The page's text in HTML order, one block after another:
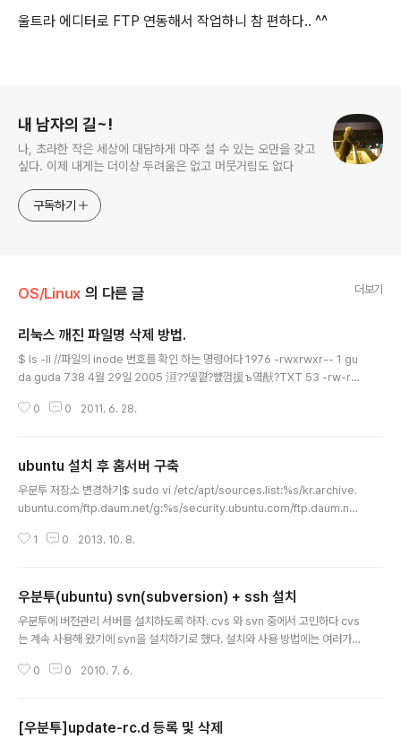
울트라 에디터로 FTP 연동해서 작업하니 참 편하다.. ^^
내 남자의 길~!
나, 초라한 작은 세상에 대담하게 마주 설 수 있는 오만을 갖고
싶다. 이제 내게는 더이상 두려움은 없고 머뭇거림도 없다
구독하기
OS/Linux 의 다른 글 더보기
리눅스 깨진 파일명 삭제 방법.
$ ls -li //파일의 inode 번호를 확인 하는 명령어다 1976 -rwxrwxr-- 1 gu
da guda 738 4월 29일 2005 洹??띻꼍?뺤껌援ъ옄猷?TXT 53 -rw-rw
s //삭제하고자 하는 파일이 맞는지 확인해본다 1976 1 -rwxrwxr-- 1 guda
-- 1 guda guda 738 Apr 29 2005 洹??띻꼍?뺤껌援ъ옄猷?TXT $ ls
//정상적으로 삭제 되었..
0 0 2011. 6. 28.
ubuntu 설치 후 홈서버 구축
우분투 저장소 변경하기$ sudo vi /etc/apt/sources.list:%s/kr.archive.
ubuntu.com/ftp.daum.net/g:%s/security.ubuntu.com/ftp.daum.ne
기1. 공유기 설정(WOL 설정 가능기종)2. ubuntu 서버 설정하기ethtool이 설
htoolwol 스크립트 생성 경로로 이동$ cd /etc/init.d/vi 편집기를 이용해 파
일 생성$ sudo vi wakeonlan..
1 0 2013. 10. 8.
우분투(ubuntu) svn(subversion) + ssh 설치
우분투에 버전관리 서버를 설치하도록 하자. cvs 와 svn 중에서 고민하다 cvs
는 계속 사용해 왔기에 svn을 설치하기로 했다. 설치와 사용 방법에는 여러가지
pt-get install subversion 2. 사용자 그룹 설정 # groupadd subversio
성 # mkdir /home/project 저장소를 버클리 디비 방식으로 만들건지 파일
0 0 2010. 7. 6.
[우분투]update-rc.d 등록 및 삭제